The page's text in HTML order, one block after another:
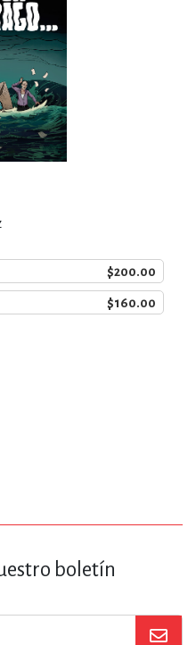
$200.00
$160.00
boletín